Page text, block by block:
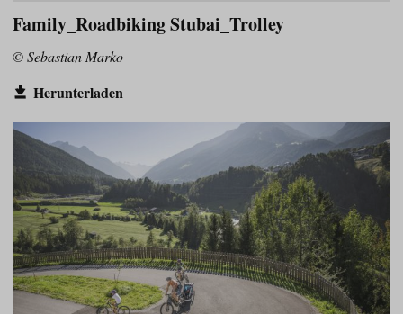
Family_Roadbiking Stubai_Trolley
© Sebastian Marko
Herunterladen